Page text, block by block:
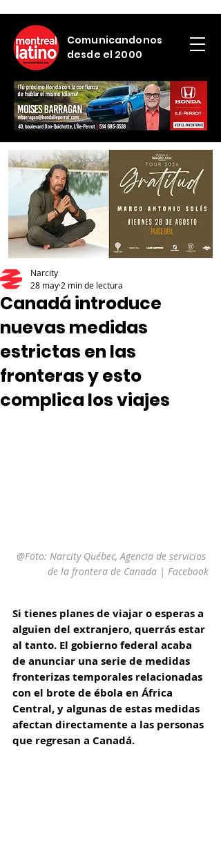
Comunicandonos
desde el 2000
Canadá introduce
nuevas medidas
estrictas en las
fronteras y esto
complica los viajes
Narcity
28 may 2 min de lectura
@Foto: Narcity Québec, Agencia de servicios
de la frontera de Canada | Facebook
Si tienes planes de viajar o esperas a
alguien del extranjero, querrás estar
al tanto. El gobierno federal acaba
de anunciar una serie de medidas
fronterizas temporales relacionadas
con el brote de ébola en África
Central, y algunas de estas medidas
afectan directamente a las personas
que regresan a Canadá.